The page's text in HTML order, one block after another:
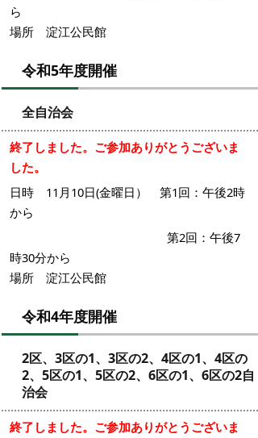
ら
場所 淀江公民館
令和5年度開催
全自治会
終了しました。ご参加ありがとうございま
した。
日時 11月10日(金曜日） 第1回：午後2時
から
第2回：午後7
時30分から
場所 淀江公民館
令和4年度開催
2区、3区の1、3区の2、4区の1、4区の
2、5区の1、5区の2、6区の1、6区の2自
治会
終了しました。ご参加ありがとうございま